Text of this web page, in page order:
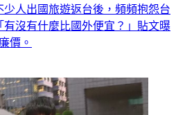
人出國旅遊返台後，頻頻抱怨台
沒有什麼比國外便宜？」貼文曝
價。